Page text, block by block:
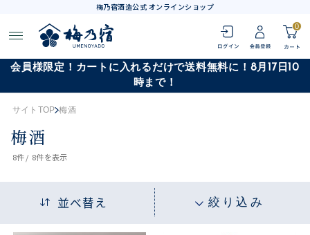
梅乃宿酒造公式 オンラインショップ
0
会員様限定！カートに入れるだけで送料無料に！8月17日10
時まで！
サイトTOP 梅酒
梅酒
8件 / 8件を表示
並べ替え 絞り込み